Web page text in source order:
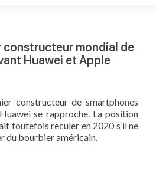
constructeur mondial de
Huawei et Apple
constructeur de smartphones
se rapproche. La position
toutefois reculer en 2020 s’il ne
du bourbier américain.